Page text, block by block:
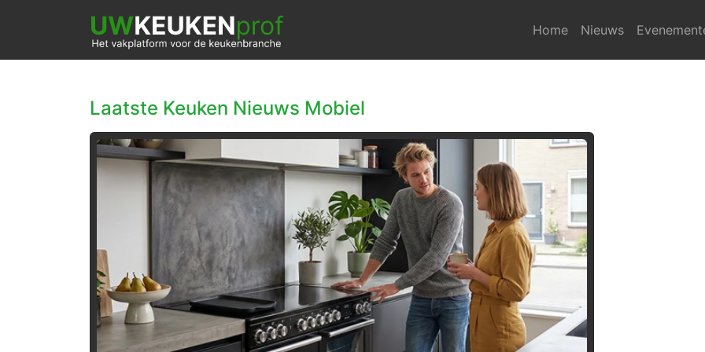
Home Nieuws
Laatste Keuken Nieuws Mobiel